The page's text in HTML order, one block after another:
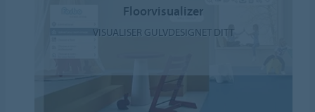
Floorvisualizer
VISUALISER GULVDESIGNET DITT